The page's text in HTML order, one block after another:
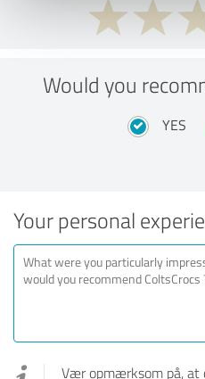
Would you
YES
Your personal
Vær opmærksom på, at